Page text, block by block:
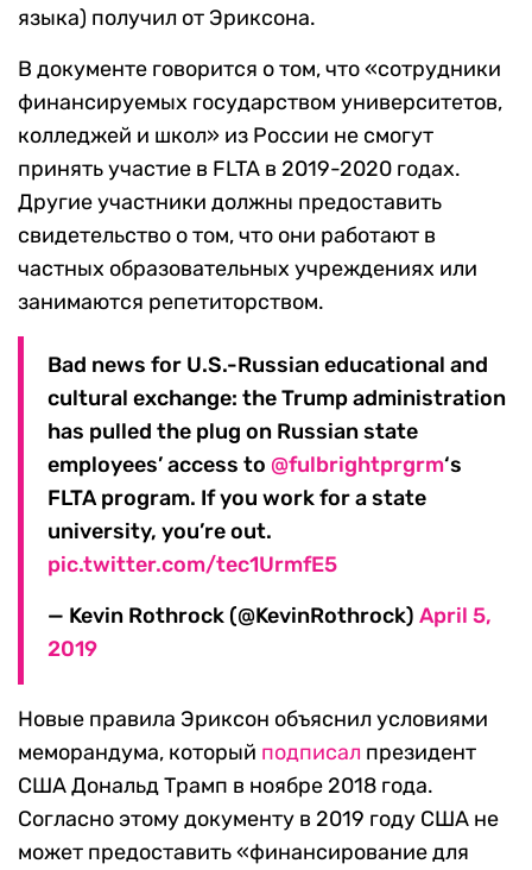
языка) получил от Эриксона.
В документе говорится о том, что «сотрудники
финансируемых государством университетов,
колледжей и школ» из России не смогут
принять участие в FLTA в 2019-2020 годах.
Другие участники должны предоставить
свидетельство о том, что они работают в
частных образовательных учреждениях или
занимаются репетиторством.
Bad news for U.S.-Russian educational and
cultural exchange: the Trump administration
has pulled the plug on Russian state
employees’ access to @fulbrightprgrm‘s
FLTA program. If you work for a state
university, you’re out.
pic.twitter.com/tec1UrmfE5
— Kevin Rothrock (@KevinRothrock) April 5,
2019
Новые правила Эриксон объяснил условиями
меморандума, который подписал президент
США Дональд Трамп в ноябре 2018 года.
Согласно этому документу в 2019 году США не
может предоставить «финансирование для